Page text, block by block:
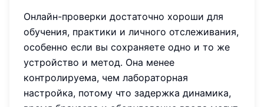
Онлайн-проверки достаточно хороши для
обучения, практики и личного отслеживания,
особенно если вы сохраняете одно и то же
устройство и метод. Она менее
контролируема, чем лабораторная
настройка, потому что задержка динамика,